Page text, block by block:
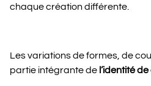
chaque création différente.
Les variations de formes, de
partie intégrante de l’identité